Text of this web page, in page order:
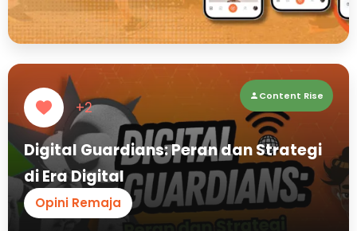
+2
Content Rise
Digital Guardians: Peran dan Strategi
di Era Digital
Opini Remaja